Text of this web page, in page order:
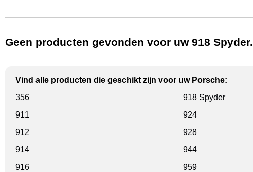
Geen producten gevonden voor uw 918 Spyder.
Vind alle producten die geschikt zijn voor uw Porsche:
356
911
912
914
916
918 Spyder
924
928
944
959